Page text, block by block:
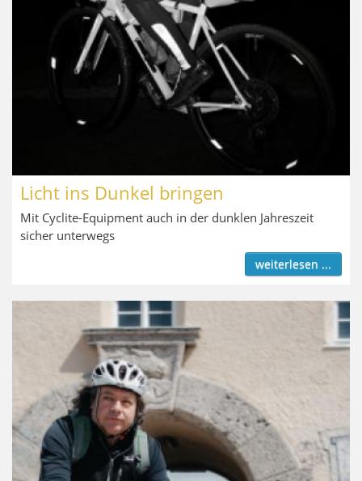
Licht ins Dunkel bringen
Mit Cyclite-Equipment auch in der dunklen Jahreszeit
sicher unterwegs
weiterlesen ...